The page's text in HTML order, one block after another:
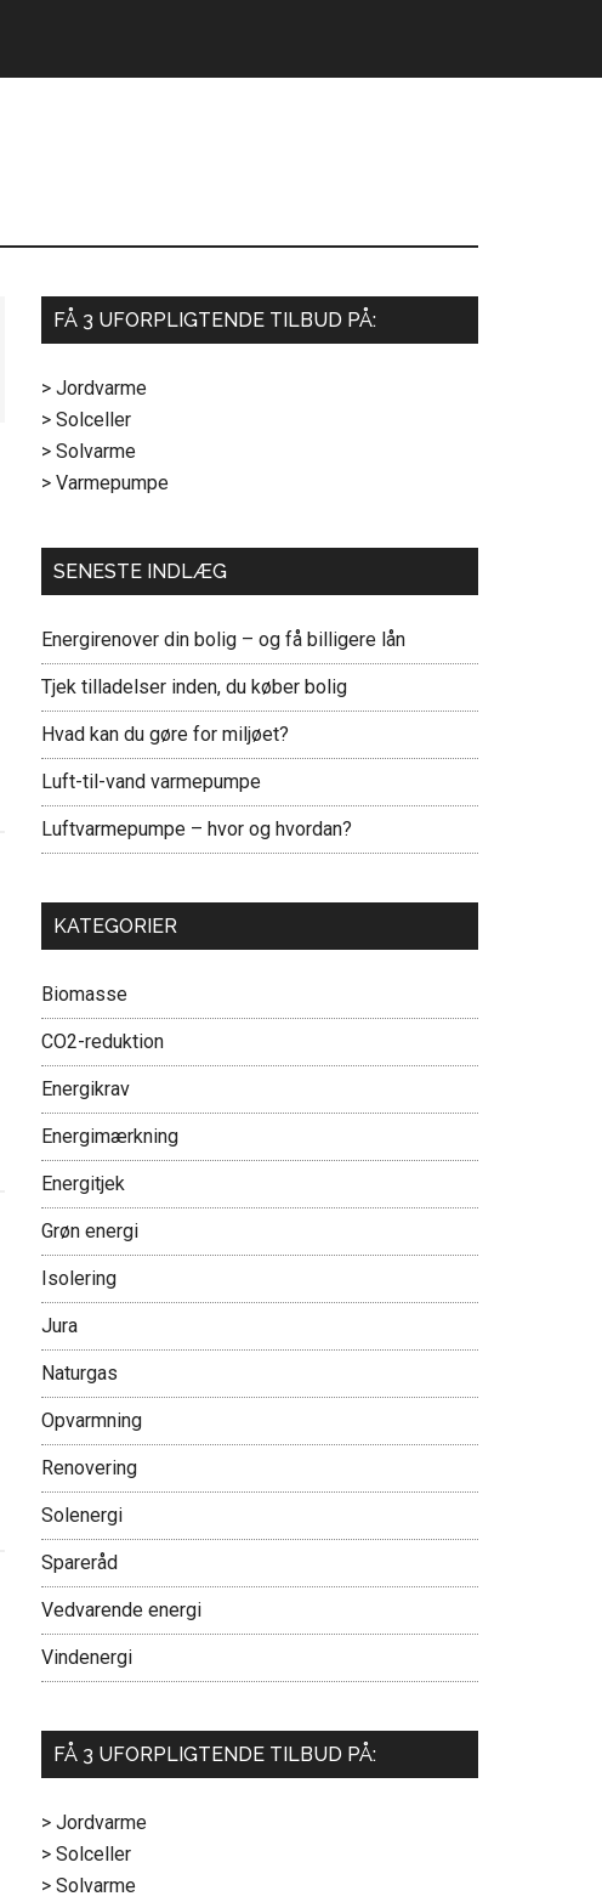
Primær
FÅ 3 UFORPLIGTENDE TILBUD PÅ:
> Jordvarme
> Solceller
> Solvarme
> Varmepumpe
SENESTE INDLÆG
Energirenover din bolig – og få billigere lån
Tjek tilladelser inden, du køber bolig
Hvad kan du gøre for miljøet?
Luft-til-vand varmepumpe
Luftvarmepumpe – hvor og hvordan?
KATEGORIER
Biomasse
CO2-reduktion
Energikrav
Energimærkning
Energitjek
Grøn energi
Isolering
Jura
Naturgas
Opvarmning
Renovering
Solenergi
Spareråd
Vedvarende energi
Vindenergi
FÅ 3 UFORPLIGTENDE TILBUD PÅ:
> Jordvarme
> Solceller
> Solvarme